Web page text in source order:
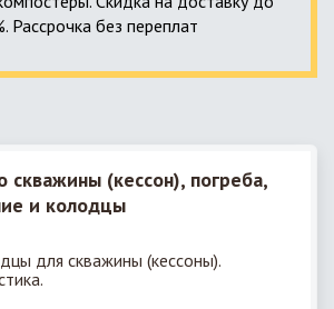
Рассрочка без переплат
скважины (кессон), погреба,
и колодцы
для скважины (кессоны).